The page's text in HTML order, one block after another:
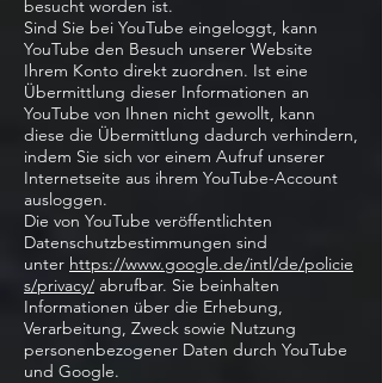
besucht worden ist.
Sind Sie bei YouTube eingeloggt, kann
YouTube den Besuch unserer Website
Ihrem Konto direkt zuordnen. Ist eine
Übermittlung dieser Informationen an
YouTube von Ihnen nicht gewollt, kann
diese die Übermittlung dadurch verhindern,
indem Sie sich vor einem Aufruf unserer
Internetseite aus ihrem YouTube-Account
ausloggen.
Die von YouTube veröffentlichten
Datenschutzbestimmungen sind
unter https://www.google.de/intl/de/policie
s/privacy/ abrufbar. Sie beinhalten
Informationen über die Erhebung,
Verarbeitung, Zweck sowie Nutzung
personenbezogener Daten durch YouTube
und Google.